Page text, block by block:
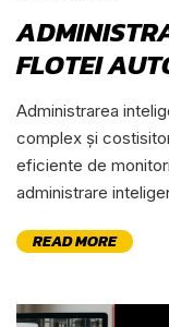
FLOTEI
Administrarea
complex și
eficiente de
administrare
READ MORE